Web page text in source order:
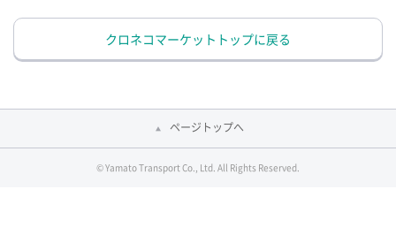
クロネコマーケットトップに戻る
ページトップへ
© Yamato Transport Co., Ltd. All Rights Reserved.